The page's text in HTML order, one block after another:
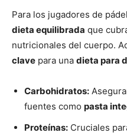
Para los jugadores de
dieta equilibrada que
nutricionales del cuerpo.
clave para una dieta para
Carbohidratos:
fuentes como pasta
Proteínas: Cruciales